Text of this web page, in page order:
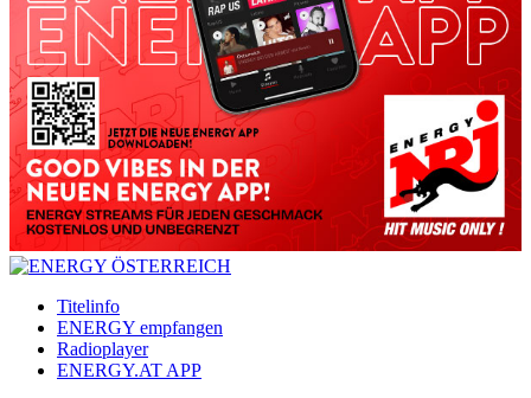
Titelinfo
ENERGY empfangen
Radioplayer
ENERGY.AT APP